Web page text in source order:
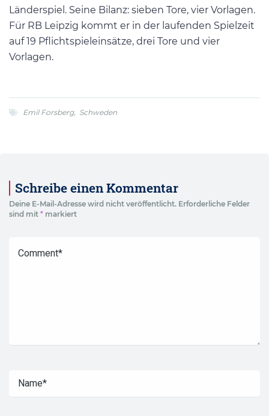
Länderspiel. Seine Bilanz: sieben Tore, vier Vorlagen.
Für RB Leipzig kommt er in der laufenden Spielzeit
auf 19 Pflichtspieleinsätze, drei Tore und vier
Vorlagen.
Emil Forsberg, Schweden
Schreibe einen Kommentar
Deine E-Mail-Adresse wird nicht veröffentlicht. Erforderliche Felder
sind mit * markiert